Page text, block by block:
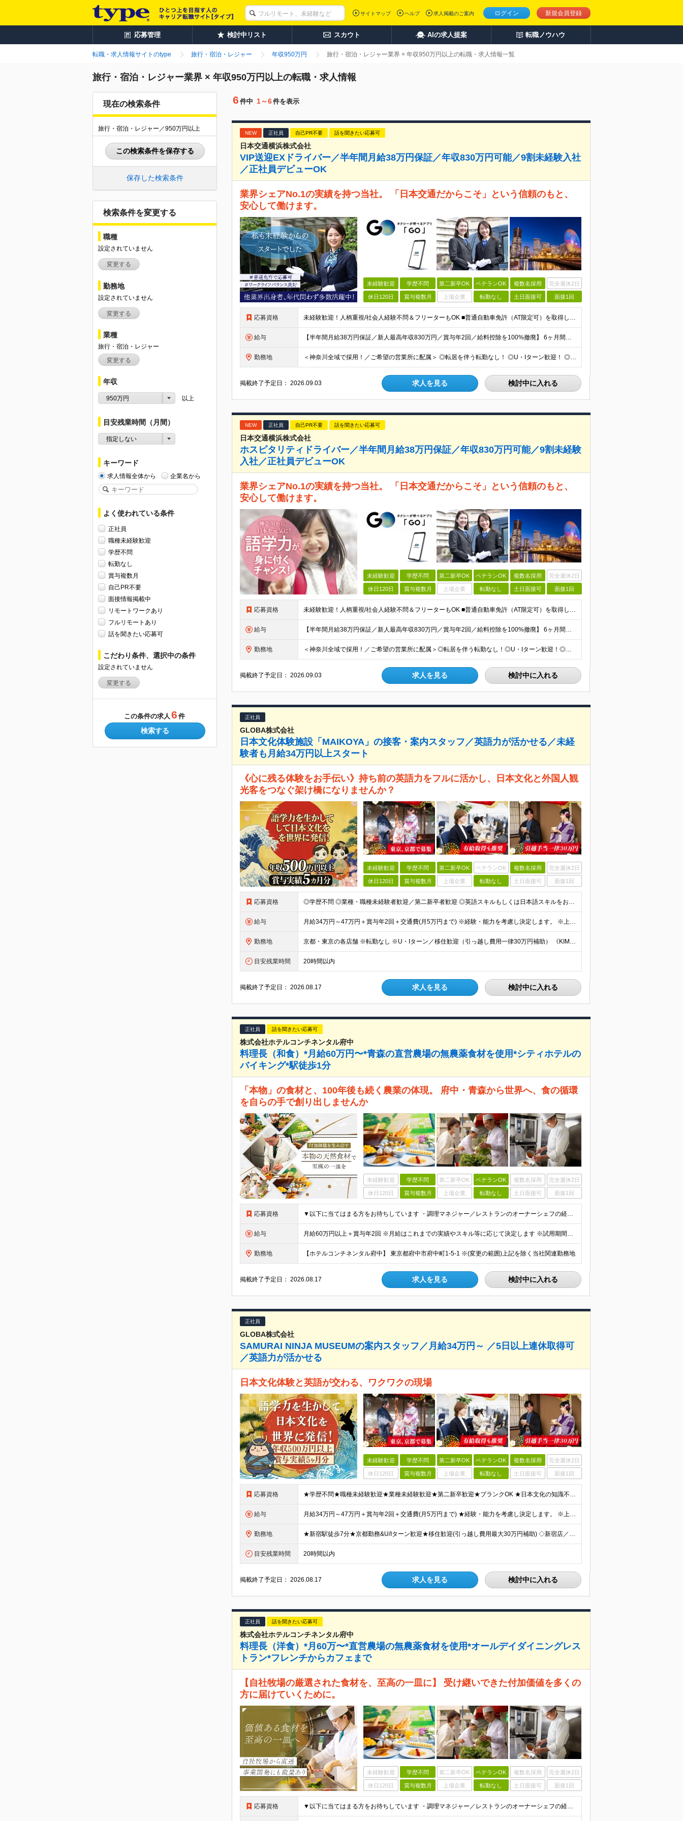
ログイン 新規会員登録
サイトマップ ヘルプ 求人掲載のご案内
応募管理 検討中リスト スカウト AIの求人提案 転職ノウハウ
転職・求人情報サイトのtype 旅行・宿泊・レジャー 年収950万円 旅行・宿泊・レジャー業界 × 年収950万円以上の転職・求人情報一覧
旅行・宿泊・レジャー業界 × 年収950万円以上の転職・求人情報
現在の検索条件
旅行・宿泊・レジャー／950万円以上
この検索条件を保存する
保存した検索条件
検索条件を変更する
職種
設定されていません
変更する
勤務地
設定されていません
変更する
業種
旅行・宿泊・レジャー
変更する
年収
950万円 以上
目安残業時間（月間）
指定しない
キーワード
求人情報全体から 企業名から
よく使われている条件
正社員
職種未経験歓迎
学歴不問
転勤なし
賞与複数月
自己PR不要
面接情報掲載中
リモートワークあり
フルリモートあり
話を聞きたい応募可
こだわり条件、選択中の条件
設定されていません
変更する
この条件の求人 6 件
検索する
6 件中 1～6件を表示
NEW 正社員 自己PR不要 話を聞きたい応募可
日本交通横浜株式会社
VIP送迎EXドライバー／半年間月給38万円保証／年収830万円可能／9割未経験入社
／正社員デビューOK
業界シェアNo.1の実績を持つ当社。 「日本交通だからこそ」という信頼のもと、
安心して働けます。
未経験歓迎 学歴不問 第二新卒OK ベテランOK 複数名採用 完全週休2日
休日120日 賞与複数月 上場企業 転勤なし 土日面接可 面接1回
応募資格 未経験歓迎！人柄重視/社会人経験不問＆フリーターもOK ■普通自動車免許（AT限定可）を取得して1年以上経過している方 ※前職・学歴・ブランク・転職回数などは一切不問です。 <2種免許取得代は全額
給与 【半年間月給38万円保証／新人最高年収830万円／賞与年2回／給料控除を100%撤廃】 6ヶ月間、月給38万円保証＋歩合給＋賞与年2回（川崎／保土ヶ谷／戸塚） ◆保証額を超える売上時は上乗せした給与
勤務地 ＜神奈川全域で採用！／ご希望の営業所に配属＞ ◎転居を伴う転勤なし！ ◎U・Iターン歓迎！ ◎マイカー通勤OK（駐車場完備） 神奈川全域に6拠点（★希望の営業所に配属） ■本社：横浜市戸塚区名瀬町1
掲載終了予定日：2026.09.03 求人を見る 検討中に入れる
NEW 正社員 自己PR不要 話を聞きたい応募可
日本交通横浜株式会社
ホスピタリティドライバー／半年間月給38万円保証／年収830万円可能／9割未経験
入社／正社員デビューOK
業界シェアNo.1の実績を持つ当社。 「日本交通だからこそ」という信頼のもと、
安心して働けます。
未経験歓迎 学歴不問 第二新卒OK ベテランOK 複数名採用 完全週休2日
休日120日 賞与複数月 上場企業 転勤なし 土日面接可 面接1回
応募資格 未経験歓迎！人柄重視/社会人経験不問＆フリーターもOK ■普通自動車免許（AT限定可）を取得して1年以上経過している方 ※前職・学歴・ブランク・転職回数などは一切不問です。 <2種免許取得代は全額
給与 【半年間月給38万円保証／新人最高年収830万円／賞与年2回／給料控除を100%撤廃】 6ヶ月間、月給38万円保証＋歩合給＋賞与年2回（川崎／保土ヶ谷／戸塚） ◆保証額を超える売上時は上乗せした給与
勤務地 ＜神奈川全域で採用！／ご希望の営業所に配属＞◎転居を伴う転勤なし！◎U・Iターン歓迎！◎マイカー通勤OK（駐車場完備） 神奈川全域に6拠点（★希望の営業所に配属） ■本社：横浜市戸塚区名瀬町1152
掲載終了予定日：2026.09.03 求人を見る 検討中に入れる
正社員
GLOBA株式会社
日本文化体験施設「MAIKOYA」の接客・案内スタッフ／英語力が活かせる／未経
験者も月給34万円以上スタート
《心に残る体験をお手伝い》持ち前の英語力をフルに活かし、日本文化と外国人観
光客をつなぐ架け橋になりませんか？
未経験歓迎 学歴不問 第二新卒OK ベテランOK 複数名採用 完全週休2日
休日120日 賞与複数月 上場企業 転勤なし 土日面接可 面接1回
応募資格 ◎学歴不問 ◎業種・職種未経験者歓迎／第二新卒者歓迎 ◎英語スキルもしくは日本語スキルをお持ちの方》 《英語力の目安》 ◎1年以上の留学経験またはTOEIC700点程度がある ※入社後にしっかりと
給与 月給34万円～47万円＋賞与年2回＋交通費(月5万円まで) ※経験・能力を考慮し決定します。 ※上記月給には、固定残業代（20時間分／月4万2500円〜）を含む／超過分は全額支給
勤務地 京都・東京の各店舗 ※転勤なし ※U・Iターン／移住歓迎（引っ越し費用一律30万円補助） 《KIMONO TEA CEREMONY MAIKOYA KYOTO》 ★錦店 京都府京都市中京区御幸町通三
目安残業時間 20時間以内
掲載終了予定日：2026.08.17 求人を見る 検討中に入れる
正社員 話を聞きたい応募可
株式会社ホテルコンチネンタル府中
料理長（和食）*月給60万円〜*青森の直営農場の無農薬食材を使用*シティホテルの
バイキング*駅徒歩1分
「本物」の食材と、100年後も続く農業の体現。 府中・青森から世界へ、食の循環
を自らの手で創り出しませんか
未経験歓迎 学歴不問 第二新卒OK ベテランOK 複数名採用 完全週休2日
休日120日 賞与複数月 上場企業 転勤なし 土日面接可 面接1回
応募資格 ▼以下に当てはまる方をお待ちしています ・調理マネジャー／レストランのオーナーシェフの経験 ・スーシェフとして活躍している方（ホテル／レストランのいずれか） ・海外での料理人としての経験をお持ちの方
給与 月給60万円以上＋賞与年2回 ※月給はこれまでの実績やスキル等に応じて決定します ※試用期間は6ヶ月。その間は月給50万円となります
勤務地 【ホテルコンチネンタル府中】 東京都府中市府中町1-5-1 ※(変更の範囲)上記を除く当社関連勤務地
掲載終了予定日：2026.08.17 求人を見る 検討中に入れる
正社員
GLOBA株式会社
SAMURAI NINJA MUSEUMの案内スタッフ／月給34万円～ ／5日以上連休取得可
／英語力が活かせる
日本文化体験と英語が交わる、ワクワクの現場
未経験歓迎 学歴不問 第二新卒OK ベテランOK 複数名採用 完全週休2日
休日120日 賞与複数月 上場企業 転勤なし 土日面接可 面接1回
応募資格 ★学歴不問★職種未経験歓迎★業種未経験歓迎★第二新卒歓迎★ブランクOK ★日本文化の知識不要！ ◇英語スキル（もしくは日本語スキル）がある方 ＜英語力のイメージ＞ ※館内ガイドやお客様とのやりとりに
給与 月給34万円～47万円＋賞与年2回＋交通費(月5万円まで) ★経験・能力を考慮し決定します。 ※上記月給には、固定残業代（20時間分／月4万2500円〜）を含みます。 ※固定残業超過分は、時間外手当
勤務地 ★新宿駅徒歩7分★京都勤務&U/Iターン歓迎★移住歓迎(引っ越し費用最大30万円補助) ◇新宿店／ 東京都新宿区新宿5-17-13 オリエンタルウェーブビル 1F-4F ◇浅草店／東京都台東区西浅草
目安残業時間 20時間以内
掲載終了予定日：2026.08.17 求人を見る 検討中に入れる
正社員 話を聞きたい応募可
株式会社ホテルコンチネンタル府中
料理長（洋食）*月60万〜*直営農場の無農薬食材を使用*オールデイダイニングレス
トラン*フレンチからカフェまで
【自社牧場の厳選された食材を、至高の一皿に】 受け継いできた付加価値を多くの
方に届けていくために。
未経験歓迎 学歴不問 第二新卒OK ベテランOK 複数名採用 完全週休2日
休日120日 賞与複数月 上場企業 転勤なし 土日面接可 面接1回
応募資格 ▼以下に当てはまる方をお待ちしています ・調理マネジャー／レストランのオーナーシェフの経験 ・スーシェフとして活躍している方（ホテル／レストランのいずれか） ・海外での料理人としての経験をお持ちの方